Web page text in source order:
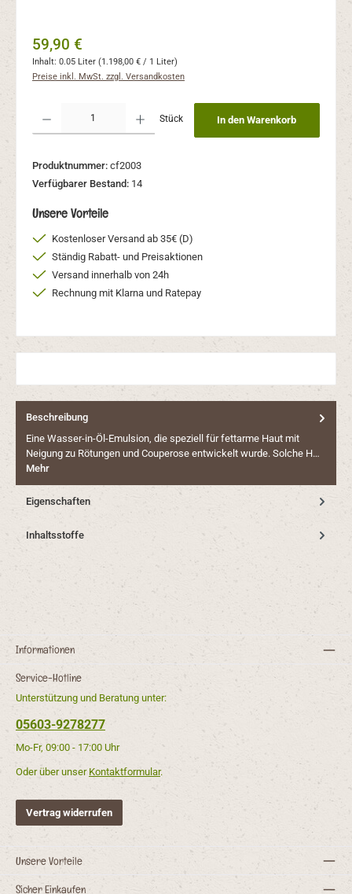
Regulärer Preis:
59,90 €
Inhalt: 0.05 Liter (1.198,00 € / 1 Liter)
Preise inkl. MwSt. zzgl. Versandkosten
Stück In den Warenkorb
Produktnummer: cf2003
Verfügbarer Bestand: 14
Unsere Vorteile
Kostenloser Versand ab 35€ (D)
Ständig Rabatt- und Preisaktionen
Versand innerhalb von 24h
Rechnung mit Klarna und Ratepay
Beschreibung
Eine Wasser-in-Öl-Emulsion, die speziell für fettarme Haut mit
Neigung zu Rötungen und Couperose entwickelt wurde. Solche H…
Mehr
Eigenschaften
Inhaltsstoffe
Informationen
Service-Hotline
Unterstützung und Beratung unter:
05603-9278277
Mo-Fr, 09:00 - 17:00 Uhr
Oder über unser Kontaktformular.
Vertrag widerrufen
Unsere Vorteile
Sicher Einkaufen